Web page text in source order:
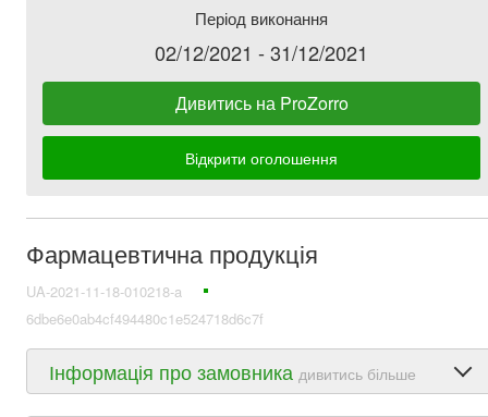
Період виконання
02/12/2021 - 31/12/2021
Дивитись на ProZorro
Відкрити оголошення
Фармацевтична продукція
UA-2021-11-18-010218-a
6dbe6e0ab4cf494480c1e524718d6c7f
Інформація про замовника дивитись більше